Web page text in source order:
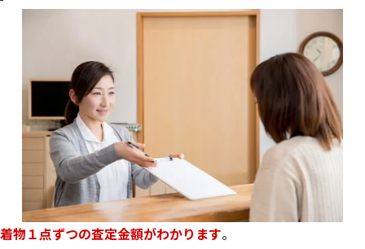
着物１点ずつの査定金額がわかります。